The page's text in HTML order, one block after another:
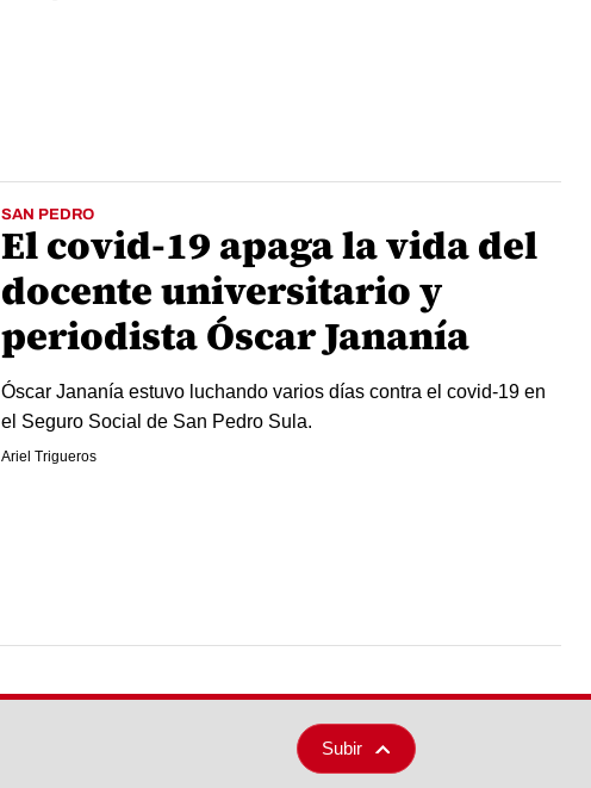
SAN PEDRO
El covid-19 apaga la vida del
docente universitario y
periodista Óscar Jananía
Óscar Jananía estuvo luchando varios días contra el covid-19 en
el Seguro Social de San Pedro Sula.
Ariel Trigueros
Subir